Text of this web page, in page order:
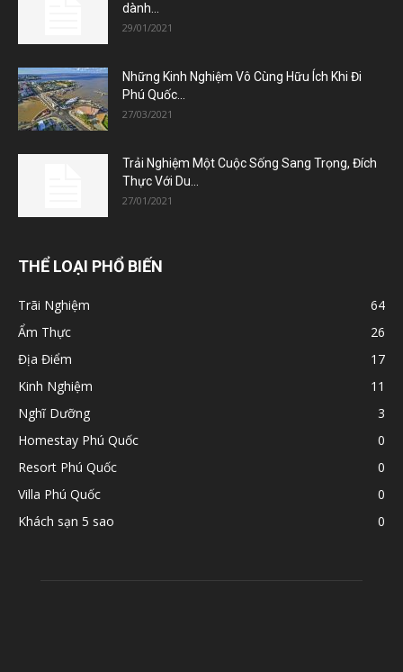
dành...
29/01/2021
Những Kinh Nghiệm Vô Cùng Hữu Ích Khi Đi
Phú Quốc...
27/03/2021
Trải Nghiệm Một Cuộc Sống Sang Trọng, Đích
Thực Với Du...
27/01/2021
THỂ LOẠI PHỔ BIẾN
Trãi Nghiệm
64
Ẩm Thực
26
Địa Điểm
17
Kinh Nghiệm
11
Nghĩ Dưỡng
3
Homestay Phú Quốc
0
Resort Phú Quốc
0
Villa Phú Quốc
0
Khách sạn 5 sao
0